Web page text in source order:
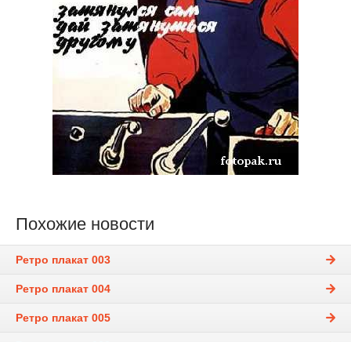
Похожие новости
Ретро плакат 003
Ретро плакат 004
Ретро плакат 005